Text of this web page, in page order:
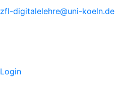
zfl-digitalelehre@uni-koeln.de
Login